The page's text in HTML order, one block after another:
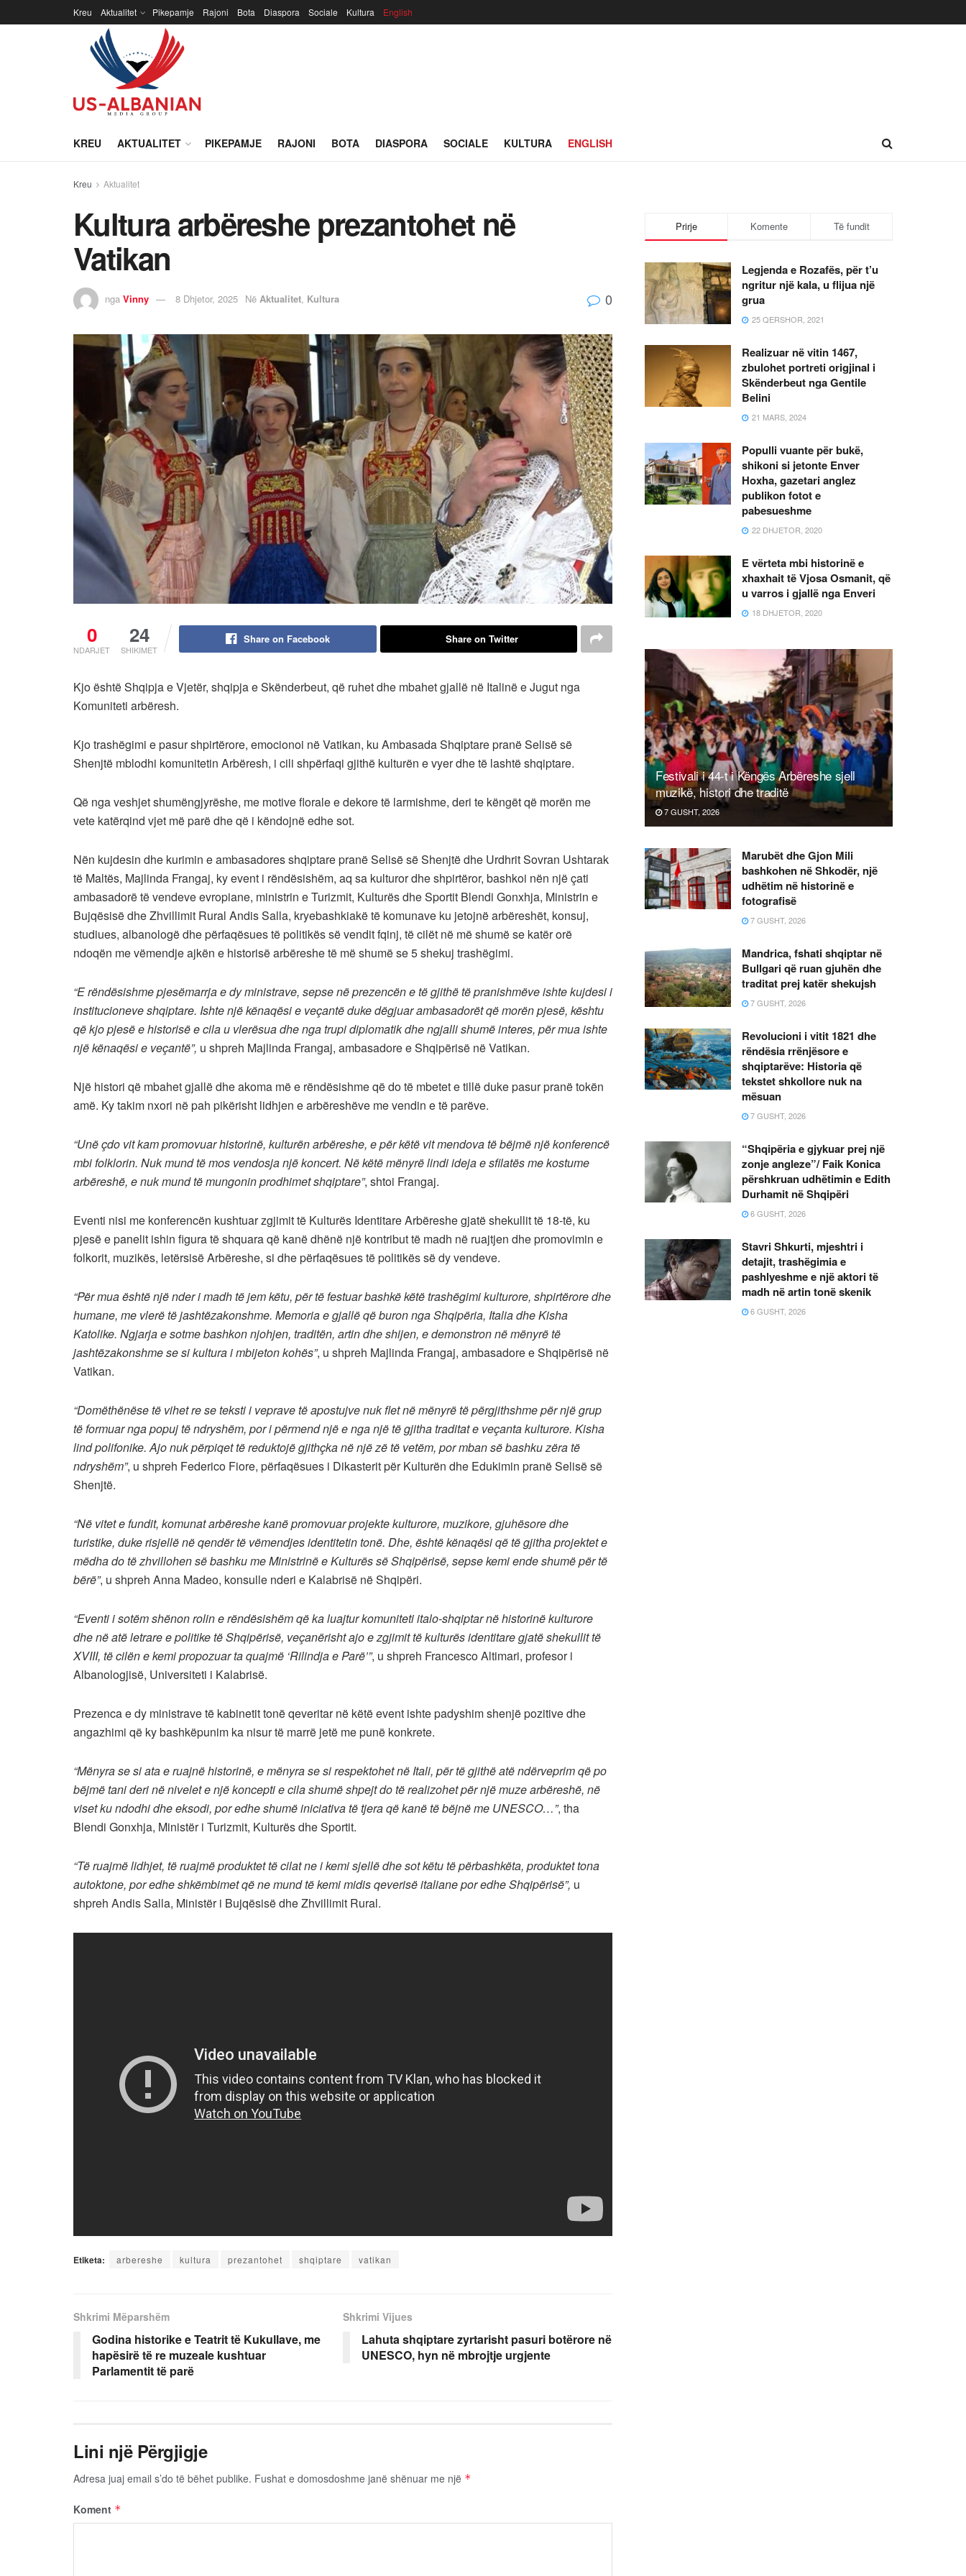
Kreu Aktualitet Pikepamje Rajoni Bota Diaspora Sociale Kultura English
KREU AKTUALITET PIKEPAMJE RAJONI BOTA DIASPORA SOCIALE KULTURA ENGLISH
Kreu Aktualitet
Kultura arbëreshe prezantohet në
Vatikan
nga Vinny 8 Dhjetor, 2025 Në Aktualitet, Kultura 0
0
NDARJET
24
SHIKIMET
Share on Facebook Share on Twitter
Kjo është Shqipja e Vjetër, shqipja e Skënderbeut, që ruhet dhe mbahet gjallë në Italinë e Jugut nga
Komuniteti arbëresh.
Kjo trashëgimi e pasur shpirtërore, emocionoi në Vatikan, ku Ambasada Shqiptare pranë Selisë së
Shenjtë mblodhi komunitetin Arbëresh, i cili shpërfaqi gjithë kulturën e vyer dhe të lashtë shqiptare.
Që nga veshjet shumëngjyrëshe, me motive florale e dekore të larmishme, deri te këngët që morën me
vete katërqind vjet më parë dhe që i këndojnë edhe sot.
Nën kujdesin dhe kurimin e ambasadores shqiptare pranë Selisë së Shenjtë dhe Urdhrit Sovran Ushtarak
të Maltës, Majlinda Frangaj, ky event i rëndësishëm, aq sa kulturor dhe shpirtëror, bashkoi nën një çati
ambasadorë të vendeve evropiane, ministrin e Turizmit, Kulturës dhe Sportit Blendi Gonxhja, Ministrin e
Bujqësisë dhe Zhvillimit Rural Andis Salla, kryebashkiakë të komunave ku jetojnë arbëreshët, konsuj,
studiues, albanologë dhe përfaqësues të politikës së vendit fqinj, të cilët në më shumë se katër orë
ndoqën me vëmendje ajkën e historisë arbëreshe të më shumë se 5 shekuj trashëgimi.
“E rëndësishme pjesëmarrja e dy ministrave, sepse në prezencën e të gjithë të pranishmëve ishte kujdesi i
institucioneve shqiptare. Ishte një kënaqësi e veçantë duke dëgjuar ambasadorët që morën pjesë, kështu
që kjo pjesë e historisë e cila u vlerësua dhe nga trupi diplomatik dhe ngjalli shumë interes, për mua ishte
një kënaqësi e veçantë”, u shpreh Majlinda Frangaj, ambasadore e Shqipërisë në Vatikan.
Një histori që mbahet gjallë dhe akoma më e rëndësishme që do të mbetet e tillë duke pasur pranë tokën
amë. Ky takim nxori në pah pikërisht lidhjen e arbëreshëve me vendin e të parëve.
“Unë çdo vit kam promovuar historinë, kulturën arbëreshe, e për këtë vit mendova të bëjmë një konferencë
mbi folklorin. Nuk mund të mos vendosja një koncert. Në këtë mënyrë lindi ideja e sfilatës me kostume
arbëreshë, e nuk mund të mungonin prodhimet shqiptare”, shtoi Frangaj.
Eventi nisi me konferencën kushtuar zgjimit të Kulturës Identitare Arbëreshe gjatë shekullit të 18-të, ku
pjesë e panelit ishin figura të shquara që kanë dhënë një kontribut të madh në ruajtjen dhe promovimin e
folkorit, muzikës, letërsisë Arbëreshe, si dhe përfaqësues të politikës së dy vendeve.
“Për mua është një nder i madh të jem këtu, për të festuar bashkë këtë trashëgimi kulturore, shpirtërore dhe
humane, me vlerë të jashtëzakonshme. Memoria e gjallë që buron nga Shqipëria, Italia dhe Kisha
Katolike. Ngjarja e sotme bashkon njohjen, traditën, artin dhe shijen, e demonstron në mënyrë të
jashtëzakonshme se si kultura i mbijeton kohës”, u shpreh Majlinda Frangaj, ambasadore e Shqipërisë në
Vatikan.
“Domëthënëse të vihet re se teksti i veprave të apostujve nuk flet në mënyrë të përgjithshme për një grup
të formuar nga popuj të ndryshëm, por i përmend një e nga një të gjitha traditat e veçanta kulturore. Kisha
lind polifonike. Ajo nuk përpiqet të reduktojë gjithçka në një zë të vetëm, por mban së bashku zëra të
ndryshëm”, u shpreh Federico Fiore, përfaqësues i Dikasterit për Kulturën dhe Edukimin pranë Selisë së
Shenjtë.
“Në vitet e fundit, komunat arbëreshe kanë promovuar projekte kulturore, muzikore, gjuhësore dhe
turistike, duke risjellë në qendër të vëmendjes identitetin tonë. Dhe, është kënaqësi që të gjitha projektet e
mëdha do të zhvillohen së bashku me Ministrinë e Kulturës së Shqipërisë, sepse kemi ende shumë për të
bërë”, u shpreh Anna Madeo, konsulle nderi e Kalabrisë në Shqipëri.
“Eventi i sotëm shënon rolin e rëndësishëm që ka luajtur komuniteti italo-shqiptar në historinë kulturore
dhe në atë letrare e politike të Shqipërisë, veçanërisht ajo e zgjimit të kulturës identitare gjatë shekullit të
XVIII, të cilën e kemi propozuar ta quajmë ‘Rilindja e Parë’”, u shpreh Francesco Altimari, profesor i
Albanologjisë, Universiteti i Kalabrisë.
Prezenca e dy ministrave të kabinetit tonë qeveritar në këtë event ishte padyshim shenjë pozitive dhe
angazhimi që ky bashkëpunim ka nisur të marrë jetë me punë konkrete.
“Mënyra se si ata e ruajnë historinë, e mënyra se si respektohet në Itali, për të gjithë atë ndërveprim që po
bëjmë tani deri në nivelet e një koncepti e cila shumë shpejt do të realizohet për një muze arbëreshë, në
viset ku ndodhi dhe eksodi, por edhe shumë iniciativa të tjera që kanë të bëjnë me UNESCO…”, tha
Blendi Gonxhja, Ministër i Turizmit, Kulturës dhe Sportit.
“Të ruajmë lidhjet, të ruajmë produktet të cilat ne i kemi sjellë dhe sot këtu të përbashkëta, produktet tona
autoktone, por edhe shkëmbimet që ne mund të kemi midis qeverisë italiane por edhe Shqipërisë”, u
shpreh Andis Salla, Ministër i Bujqësisë dhe Zhvillimit Rural.
Etiketa: arbereshe kultura prezantohet shqiptare vatikan
Shkrimi Mëparshëm
Godina historike e Teatrit të Kukullave, me
hapësirë të re muzeale kushtuar
Parlamentit të parë
Shkrimi Vijues
Lahuta shqiptare zyrtarisht pasuri botërore në
UNESCO, hyn në mbrojtje urgjente
Lini një Përgjigje
Adresa juaj email s’do të bëhet publike. Fushat e domosdoshme janë shënuar me një *
Koment *
Prirje Komente Të fundit
Legjenda e Rozafës, për t’u
ngritur një kala, u flijua një
grua
25 QERSHOR, 2021
Realizuar në vitin 1467,
zbulohet portreti origjinal i
Skënderbeut nga Gentile
Belini
21 MARS, 2024
Populli vuante për bukë,
shikoni si jetonte Enver
Hoxha, gazetari anglez
publikon fotot e
pabesueshme
22 DHJETOR, 2020
E vërteta mbi historinë e
xhaxhait të Vjosa Osmanit, që
u varros i gjallë nga Enveri
18 DHJETOR, 2020
Festivali i 44-t i Këngës Arbëreshe sjell
muzikë, histori dhe traditë
7 GUSHT, 2026
Marubët dhe Gjon Mili
bashkohen në Shkodër, një
udhëtim në historinë e
fotografisë
7 GUSHT, 2026
Mandrica, fshati shqiptar në
Bullgari që ruan gjuhën dhe
traditat prej katër shekujsh
7 GUSHT, 2026
Revolucioni i vitit 1821 dhe
rëndësia rrënjësore e
shqiptarëve: Historia që
tekstet shkollore nuk na
mësuan
7 GUSHT, 2026
“Shqipëria e gjykuar prej një
zonje angleze”/ Faik Konica
përshkruan udhëtimin e Edith
Durhamit në Shqipëri
6 GUSHT, 2026
Stavri Shkurti, mjeshtri i
detajit, trashëgimia e
pashlyeshme e një aktori të
madh në artin tonë skenik
6 GUSHT, 2026